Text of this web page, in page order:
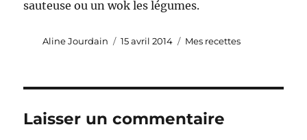
sauteuse ou un wok les légumes.
Auteur
Aline Jourdain
Publié
15 avril 2014 Catégories
Mes recettes
Laisser un commentaire